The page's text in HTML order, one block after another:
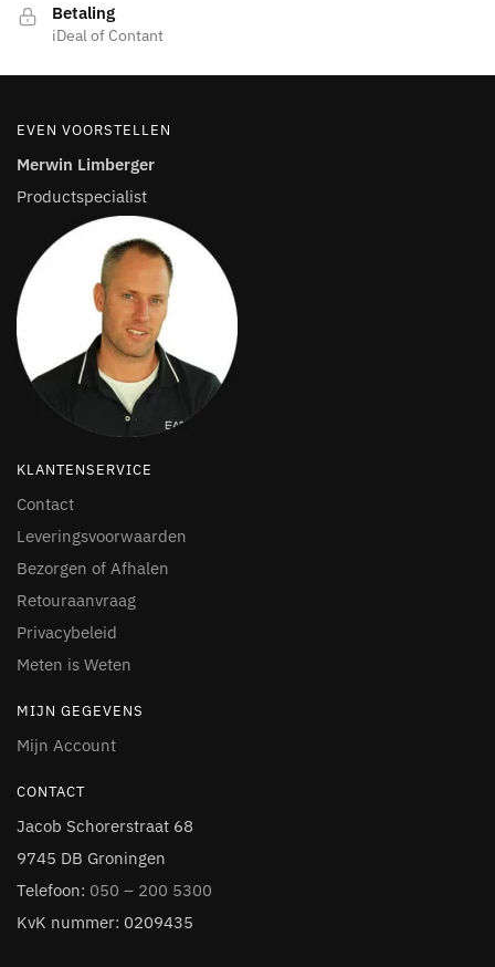
Betaling
iDeal of Contant
EVEN VOORSTELLEN
Merwin Limberger
Productspecialist
KLANTENSERVICE
Contact
Leveringsvoorwaarden
Bezorgen of Afhalen
Retouraanvraag
Privacybeleid
Meten is Weten
MIJN GEGEVENS
Mijn Account
CONTACT
Jacob Schorerstraat 68
9745 DB Groningen
Telefoon: 050 – 200 5300
KvK nummer: 0209435